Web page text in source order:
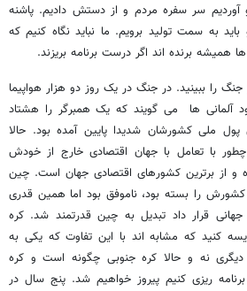
سر سفره مردم و از دستش دادیم. پاشنه
به سمت تولید برویم. ما نباید نگاه کنیم که
همیشه برنده ‏اند اگر درست برنامه بریزند.
جنگ را ببینید. در جنگ در یک روز دو هزار هواپیما
آلمانی‏ ها می ‏گویند که یک همبرگر را هشتاد
ملی کشورشان شدیدا پایین آمده بود. حالا
چطور با تعامل با جهان اقتصادی خارج از خودش
و از برترین کشورهای اقتصادی جهان است. چین
را بسته بود، ناموفق بود اما همین قدری
قرار داد تبدیل به چین قدرتمند شد. کره
کنید که مشابه اند با این تفاوت که یکی به
دیگری نه و حالا کره جنوبی چگونه است و کره
ریزی کنیم پیروز خواهیم شد. پنج سال در